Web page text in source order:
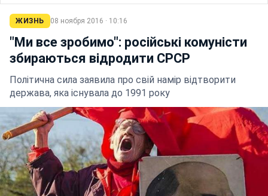
ЖИЗНЬ 08 ноября 2016 · 10:16
"Ми все зробимо": російські комуністи
збираються відродити СРСР
Політична сила заявила про свій намір відтворити
держава, яка існувала до 1991 року